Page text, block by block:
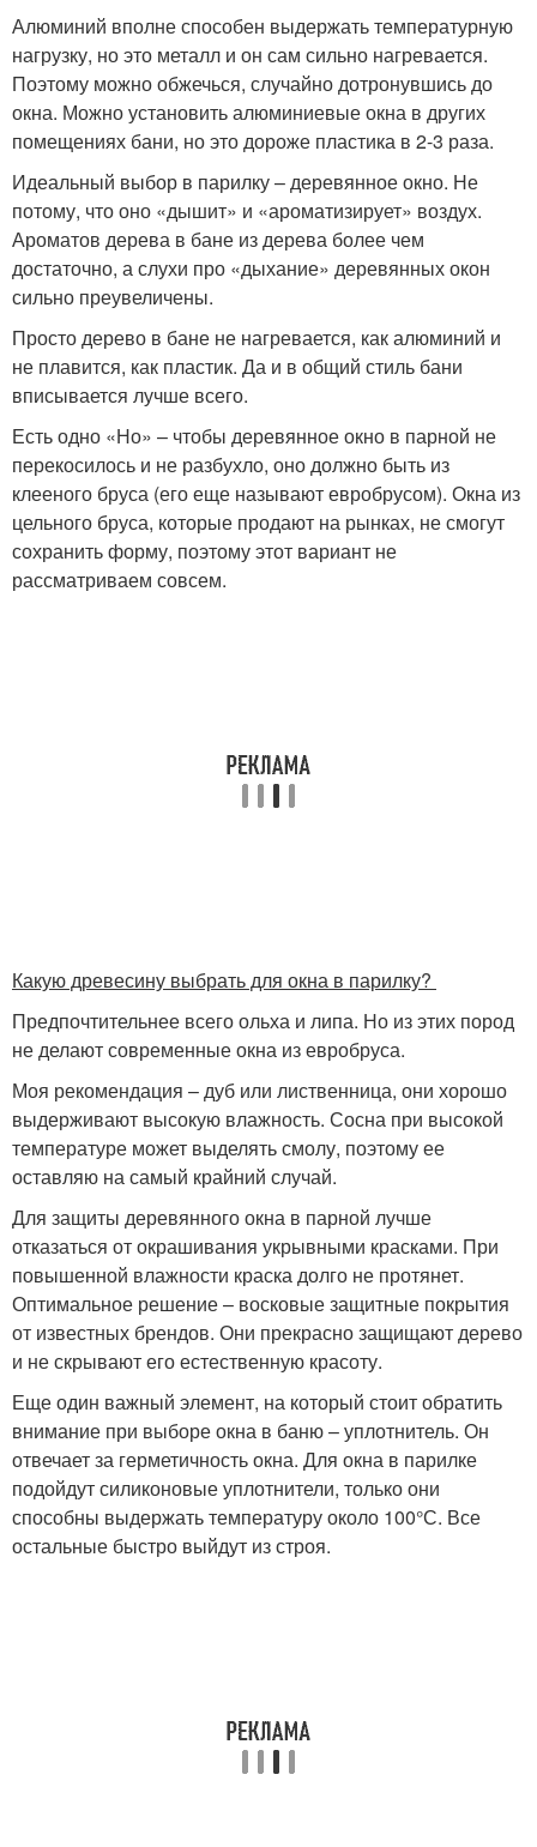
Алюминий вполне способен выдержать температурную
нагрузку, но это металл и он сам сильно нагревается.
Поэтому можно обжечься, случайно дотронувшись до
окна. Можно установить алюминиевые окна в других
помещениях бани, но это дороже пластика в 2-3 раза.
Идеальный выбор в парилку – деревянное окно. Не
потому, что оно «дышит» и «ароматизирует» воздух.
Ароматов дерева в бане из дерева более чем
достаточно, а слухи про «дыхание» деревянных окон
сильно преувеличены.
Просто дерево в бане не нагревается, как алюминий и
не плавится, как пластик. Да и в общий стиль бани
вписывается лучше всего.
Есть одно «Но» – чтобы деревянное окно в парной не
перекосилось и не разбухло, оно должно быть из
клееного бруса (его еще называют евробрусом). Окна из
цельного бруса, которые продают на рынках, не смогут
сохранить форму, поэтому этот вариант не
рассматриваем совсем.
Какую древесину выбрать для окна в парилку?
Предпочтительнее всего ольха и липа. Но из этих пород
не делают современные окна из евробруса.
Моя рекомендация – дуб или лиственница, они хорошо
выдерживают высокую влажность. Сосна при высокой
температуре может выделять смолу, поэтому ее
оставляю на самый крайний случай.
Для защиты деревянного окна в парной лучше
отказаться от окрашивания укрывными красками. При
повышенной влажности краска долго не протянет.
Оптимальное решение – восковые защитные покрытия
от известных брендов. Они прекрасно защищают дерево
и не скрывают его естественную красоту.
Еще один важный элемент, на который стоит обратить
внимание при выборе окна в баню – уплотнитель. Он
отвечает за герметичность окна. Для окна в парилке
подойдут силиконовые уплотнители, только они
способны выдержать температуру около 100°С. Все
остальные быстро выйдут из строя.